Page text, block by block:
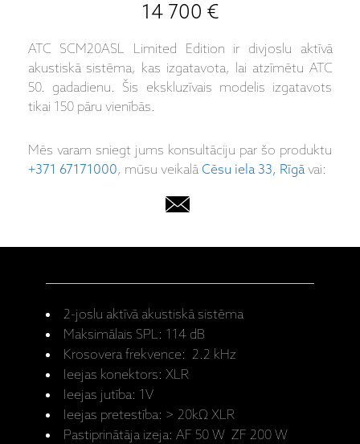
14 700 €
ATC SCM20ASL Limited Edition ir divjoslu aktīvā
akustiskā sistēma, kas izgatavota, lai atzīmētu ATC
50. gadadienu. Šis ekskluzīvais modelis izgatavots
tikai 150 pāru vienībās.
Mēs varam sniegt jums konsultāciju par šo produktu
+371 67171000, mūsu veikalāCēsu iela 33, Rīgāvai:
2-joslu aktīvā akustiskā sistēma
Maksimālais SPL: 114 dB
Krosovera frekvence: 2.2 kHz
Ieejas konektors: XLR
Ieejas jutība: 1V
Ieejas pretestība: > 20kΩ XLR
Pastiprinātāja izeja: AF 50 W ZF 200 W